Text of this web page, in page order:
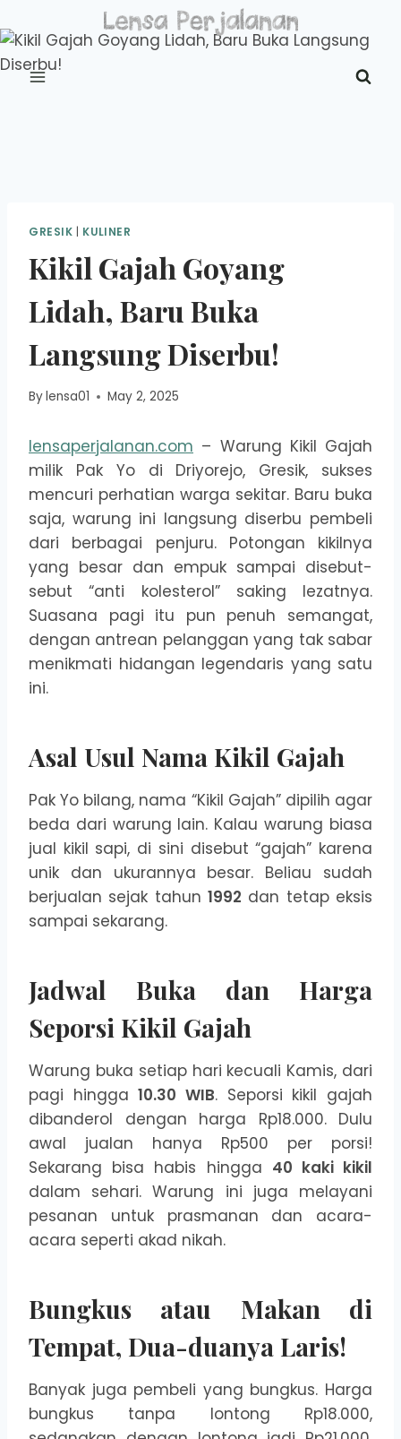
to
content
GRESIK | KULINER
Kikil Gajah Goyang
Lidah, Baru Buka
Langsung Diserbu!
Bylensa01 May 2, 2025
lensaperjalanan.com – Warung Kikil Gajah
milik Pak Yo di Driyorejo, Gresik, sukses
mencuri perhatian warga sekitar. Baru buka
saja, warung ini langsung diserbu pembeli
dari berbagai penjuru. Potongan kikilnya
yang besar dan empuk sampai disebut-
sebut “anti kolesterol” saking lezatnya.
Suasana pagi itu pun penuh semangat,
dengan antrean pelanggan yang tak sabar
menikmati hidangan legendaris yang satu
ini.
Asal Usul Nama Kikil Gajah
Pak Yo bilang, nama “Kikil Gajah” dipilih agar
beda dari warung lain. Kalau warung biasa
jual kikil sapi, di sini disebut “gajah” karena
unik dan ukurannya besar. Beliau sudah
berjualan sejak tahun 1992 dan tetap eksis
sampai sekarang.
Jadwal Buka dan Harga
Seporsi Kikil Gajah
Warung buka setiap hari kecuali Kamis, dari
pagi hingga10.30 WIB. Seporsi kikil gajah
dibanderol dengan harga Rp18.000. Dulu
awal jualan hanya Rp500 per porsi!
Sekarang bisa habis hingga 40 kaki kikil
dalam sehari. Warung ini juga melayani
pesanan untuk prasmanan dan acara-
acara seperti akad nikah.
Bungkus atau Makan di
Tempat, Dua-duanya Laris!
Banyak juga pembeli yang bungkus. Harga
bungkus tanpa lontong Rp18.000,